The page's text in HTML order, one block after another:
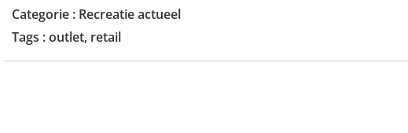
Categorie : Recreatie actueel
Tags :outlet, retail